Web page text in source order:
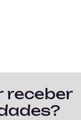
receber